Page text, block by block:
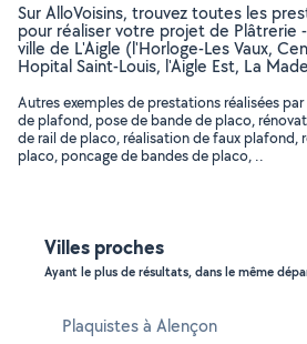
Sur AlloVoisins, trouvez toutes les
pour réaliser votre projet de Plâtrerie
ville de L'Aigle (l'Horloge-Les Vaux,
Hopital Saint-Louis, l'Aigle Est, La
Autres exemples de prestations réalisées
de plafond, pose de bande de placo,
de rail de placo, réalisation de faux plafond,
placo, poncage de bandes de placo, ..
Villes proches
Ayant le plus de résultats, dans le même
Plaquistes à Alençon